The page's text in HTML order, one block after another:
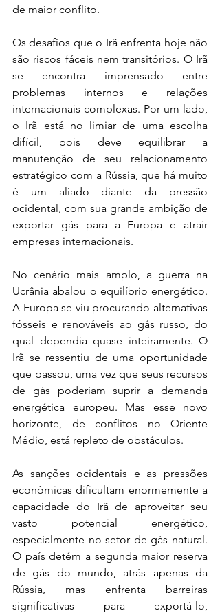
de maior conflito.
Os desafios que o Irã enfrenta hoje não
são riscos fáceis nem transitórios. O Irã
se encontra imprensado entre
problemas internos e relações
internacionais complexas. Por um lado,
o Irã está no limiar de uma escolha
difícil, pois deve equilibrar a
manutenção de seu relacionamento
estratégico com a Rússia, que há muito
é um aliado diante da pressão
ocidental, com sua grande ambição de
exportar gás para a Europa e atrair
empresas internacionais.
No cenário mais amplo, a guerra na
Ucrânia abalou o equilíbrio energético.
A Europa se viu procurando alternativas
fósseis e renováveis ao gás russo, do
qual dependia quase inteiramente. O
Irã se ressentiu de uma oportunidade
que passou, uma vez que seus recursos
de gás poderiam suprir a demanda
energética europeu. Mas esse novo
horizonte, de conflitos no Oriente
Médio, está repleto de obstáculos.
As sanções ocidentais e as pressões
econômicas dificultam enormemente a
capacidade do Irã de aproveitar seu
vasto potencial energético,
especialmente no setor de gás natural.
O país detém a segunda maior reserva
de gás do mundo, atrás apenas da
Rússia, mas enfrenta barreiras
significativas para exportá-lo,